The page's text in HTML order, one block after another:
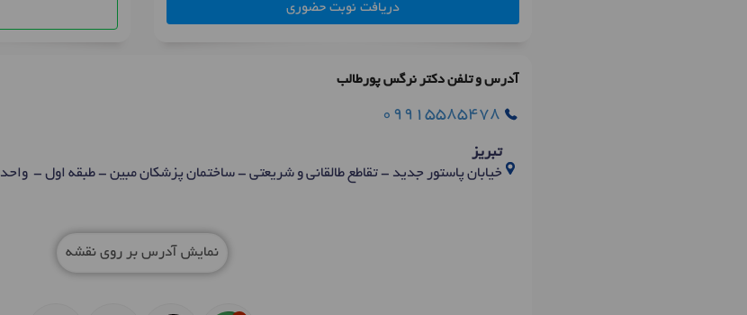
دریافت نوبت حضوری
آدرس و تلفن دکتر نرگس پورطالب
09915585478
تبریز
خیابان پاستور جدید - تقاطع طالقانی و شریعتی - ساختمان پزشکان مبین - طبقه اول - واحد8 -
نمایش آدرس بر روی نقشه